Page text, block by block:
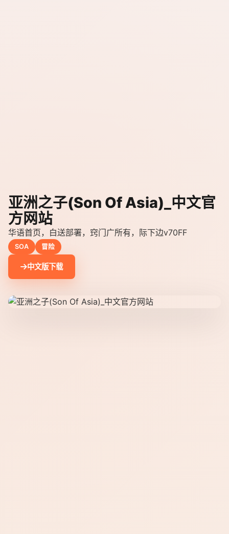
亚洲之子(Son Of Asia)_中文官
方网站
华语首页，白送部署，窍门广所有，际下边v70FF
SOA 冒险
中文版下载